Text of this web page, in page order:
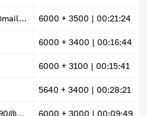
arina.neroda04@mail.ru 6000 + 3500 | 00:21:24
6000 + 3400 | 00:16:44
6000 + 3100 | 00:15:41
5640 + 3400 | 00:28:21
sckorpionfeed1590@mail.ru 6000 + 3000 | 00:09:49